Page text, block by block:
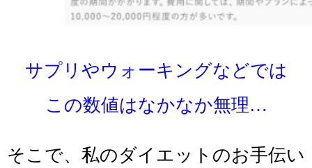
サプリやウォーキングなどでは
この数値はなかなか無理…
そこで、私のダイエットのお手伝い